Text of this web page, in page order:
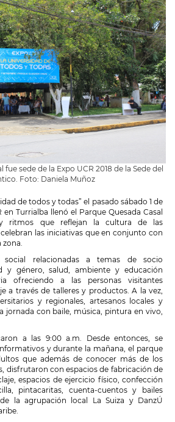
fue sede de la Expo UCR 2018 de la Sede del
Foto: Daniela Muñoz
de todos y todas” el pasado sábado 1 de
Turrialba llenó el Parque Quesada Casal
ritmos que reflejan la cultura de las
las iniciativas que en conjunto con
zona.
social relacionadas a temas de socio
y género, salud, ambiente y educación
ofreciendo a las personas visitantes
a través de talleres y productos. A la vez,
y regionales, artesanos locales y
jornada con baile, música, pintura en vivo,
a las 9:00 a.m. Desde entonces, se
y durante la mañana, el parque
que además de conocer más de los
disfrutaron con espacios de fabricación de
espacios de ejercicio físico, confección
pintacaritas, cuenta-cuentos y bailes
la agrupación local La Suiza y DanzÚ